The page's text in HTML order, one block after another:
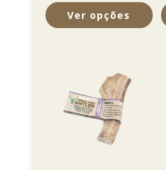
Ver opções